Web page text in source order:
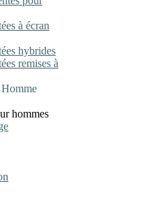
à écran
hybrides
remises à
hommes